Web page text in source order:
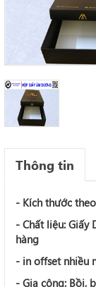
Thông tin
- Kích thước
- Chất liệu: Giấy
hàng
- in offset nhiều
- Gia công: Bồi,